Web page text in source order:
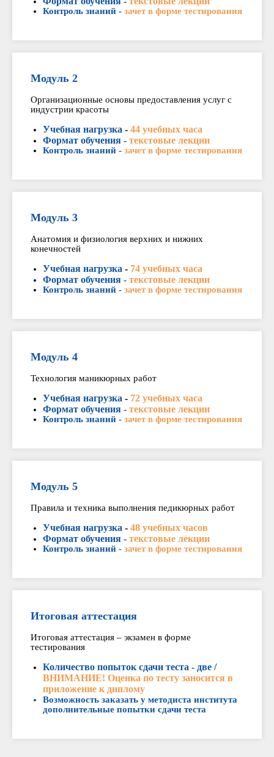
Контроль знаний - зачет в форме тестирования
Модуль 2
Организационные основы предоставления услуг с
индустрии красоты
Учебная нагрузка - 44 учебных часа
Формат обучения - текстовые лекции
Контроль знаний - зачет в форме тестирования
Модуль 3
Анатомия и физиология верхних и нижних
конечностей
Учебная нагрузка - 74 учебных часа
Формат обучения - текстовые лекции
Контроль знаний - зачет в форме тестирования
Модуль 4
Технология маникюрных работ
Учебная нагрузка - 72 учебных часа
Формат обучения - текстовые лекции
Контроль знаний - зачет в форме тестирования
Модуль 5
Правила и техника выполнения педикюрных работ
Учебная нагрузка - 48 учебных часов
Формат обучения - текстовые лекции
Контроль знаний - зачет в форме тестирования
Итоговая аттестация
Итоговая аттестация – экзамен в форме
тестирования
Количество попыток сдачи теста - две /
ВНИМАНИЕ! Оценка по тесту заносится в
приложение к диплому
Возможность заказать у методиста института
дополнительные попытки сдачи теста